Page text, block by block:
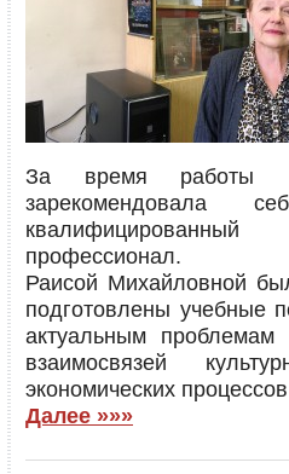
За время работы
зарекомендовала
профессионал.
Раисой Михайловной
подготовлены учебные
актуальным проблемам
взаимосвязей
экономических
Далее »»»